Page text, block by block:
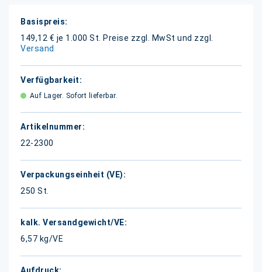
Weitere
Informationen
149,12 € je 1.000 St.
Preise zzgl. MwSt und zzgl.
Versand
Auf Lager. Sofort lieferbar.
22-2300
250 St.
6,57 kg/VE